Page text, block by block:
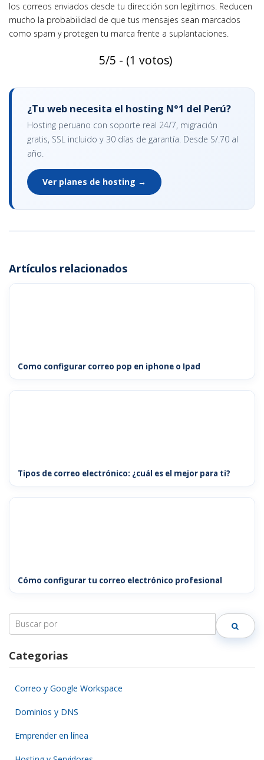
los correos enviados desde tu dirección son legítimos. Reducen
mucho la probabilidad de que tus mensajes sean marcados
como spam y protegen tu marca frente a suplantaciones.
5/5 - (1 votos)
¿Tu web necesita el hosting N°1 del Perú?
Hosting peruano con soporte real 24/7, migración
gratis, SSL incluido y 30 días de garantía. Desde S/.70 al
año.
Ver planes de hosting →
Artículos relacionados
Como configurar correo pop en iphone o Ipad
Tipos de correo electrónico: ¿cuál es el mejor para ti?
Cómo configurar tu correo electrónico profesional
Search
for:
Categorias
Correo y Google Workspace
Dominios y DNS
Emprender en línea